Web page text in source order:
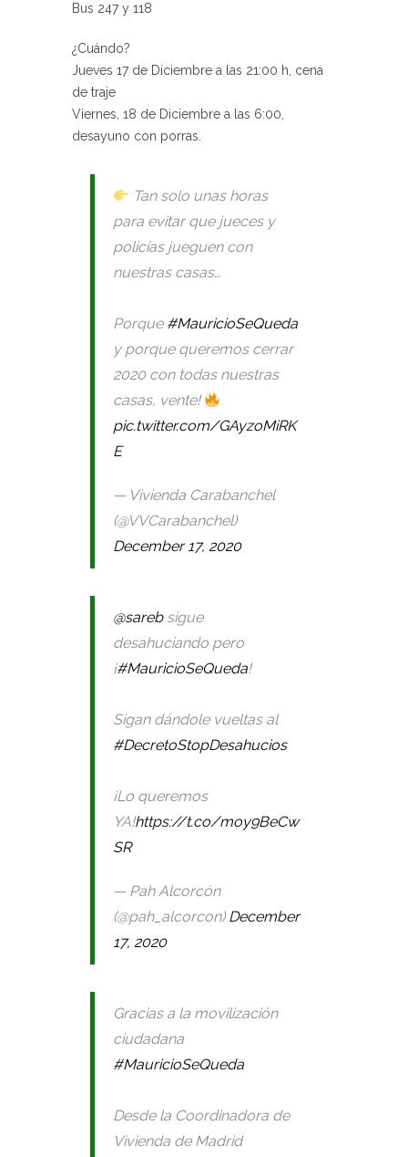
Bus 247 y 118
¿Cuándo?
Jueves 17 de Diciembre a las 21:00 h, cena
de traje
Viernes, 18 de Diciembre a las 6:00,
desayuno con porras.
Tan solo unas horas
para evitar que jueces y
policías jueguen con
nuestras casas…
Porque #MauricioSeQueda
y porque queremos cerrar
2020 con todas nuestras
casas, vente!
pic.twitter.com/GAyzoMiRK
E
— Vivienda Carabanchel
(@VVCarabanchel)
December 17, 2020
@sarebsigue
desahuciando pero
¡#MauricioSeQueda!
Sigan dándole vueltas al
#DecretoStopDesahucios
¡Lo queremos
YA!https://t.co/moy9BeCw
SR
— Pah Alcorcón
(@pah_alcorcon) December
17, 2020
Gracias a la movilización
ciudadana
#MauricioSeQueda
Desde la Coordinadora de
Vivienda de Madrid